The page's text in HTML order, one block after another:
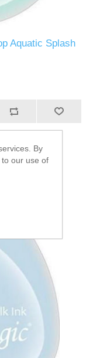
Aquatic Splash
By
our use of